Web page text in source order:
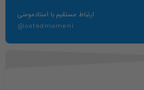
ارتباط مستقیم با استادمومنی
@ostadmomeni